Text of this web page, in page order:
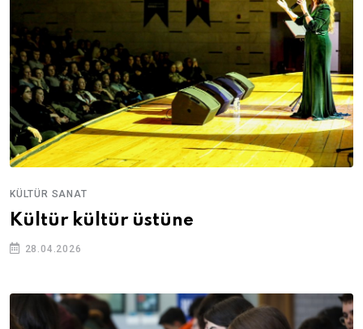
KÜLTÜR SANAT
Kültür kültür üstüne
28.04.2026